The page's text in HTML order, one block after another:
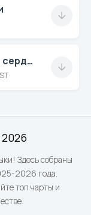
Здесь собраны
2026 года.
топ чарты и
Открывай своё сердце